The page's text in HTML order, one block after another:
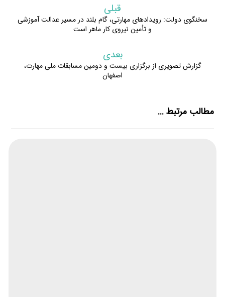
قبلی
سخنگوی دولت: رویدادهای مهارتی، گام بلند در مسیر عدالت آموزشی
و تأمین نیروی کار ماهر است
بعدی
گزارش تصویری از برگزاری بیست و دومین مسابقات ملی مهارت،
اصفهان
مطالب مرتبط ...